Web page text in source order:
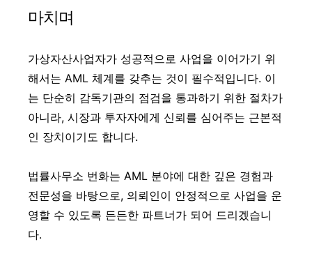
마치며
가상자산사업자가 성공적으로 사업을 이어가기 위
해서는 AML 체계를 갖추는 것이 필수적입니다. 이
는 단순히 감독기관의 점검을 통과하기 위한 절차가
아니라, 시장과 투자자에게 신뢰를 심어주는 근본적
인 장치이기도 합니다.
법률사무소 번화는 AML 분야에 대한 깊은 경험과
전문성을 바탕으로, 의뢰인이 안정적으로 사업을 운
영할 수 있도록 든든한 파트너가 되어 드리겠습니
다.